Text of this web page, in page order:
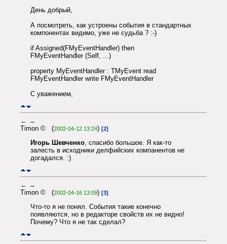
День добрый,
А посмотреть, как устроены события в стандартных
компонентах видимо, уже не судьба ? :-)
if Assigned(FMyEventHandler) then
FMyEventHandler (Self, ...)
property MyEventHandler : TMyEvent read
FMyEventHandler write FMyEventHandler
С уважением,
← →
Timon © (2002-04-12 13:24) [2]
Игорь Шевченко, спасибо большое. Я как-то
залесть в исходники делфийских компанентов не
догадался. :)
← →
Timon © (2002-04-16 13:09) [3]
Что-то я не понял. События такие конечно
появляются, но в редакторе свойств их не видно!
Почему? Что я не так сделал?